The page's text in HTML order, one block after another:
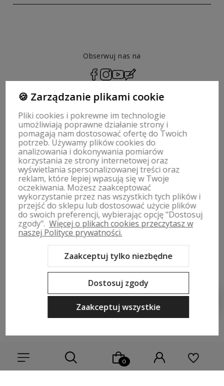
Obserwuj nas na
ZWROTY, WYMIANY | REGULAMIN
MOJE KONTO
PŁATNOŚCI I DOSTAWA
INFORMACJE
O NAS
Sklep internetowy Shoper Premium
Szablon Shoper Modern 3.0™
od GrowCommerce
🍪 Zarządzanie plikami cookie
Pliki cookies i pokrewne im technologie
umożliwiają poprawne działanie strony i
pomagają nam dostosować ofertę do Twoich
potrzeb. Używamy plików cookies do
analizowania i dokonywania pomiarów
korzystania ze strony internetowej oraz
wyświetlania spersonalizowanej treści oraz
reklam, które lepiej wpasują się w Twoje
oczekiwania. Możesz zaakceptować
wykorzystanie przez nas wszystkich tych plików i
przejść do sklepu lub dostosować użycie plików
do swoich preferencji, wybierając opcję "Dostosuj
zgody". Więcej o plikach cookies przeczytasz w
naszej Polityce prywatności.
Zaakceptuj tylko niezbędne
Dostosuj zgody
Zaakceptuj wszystkie